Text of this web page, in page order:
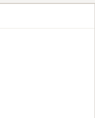
はないと思います。いつも近
食事を頼んでしました。